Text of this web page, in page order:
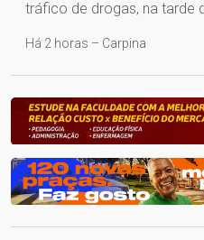
tráfico de drogas, na tarde
Há 2 horas – Carpina